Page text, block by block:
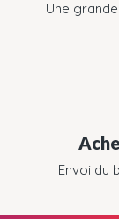
Une
Envoi du